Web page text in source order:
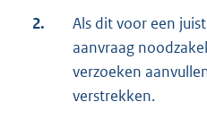
2.
Als dit voor een
aanvraag
verzoeken
verstrekken.